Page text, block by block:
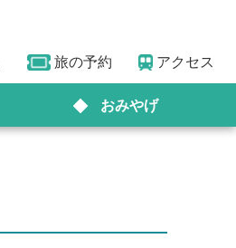
旅の予約 アクセス
おみやげ